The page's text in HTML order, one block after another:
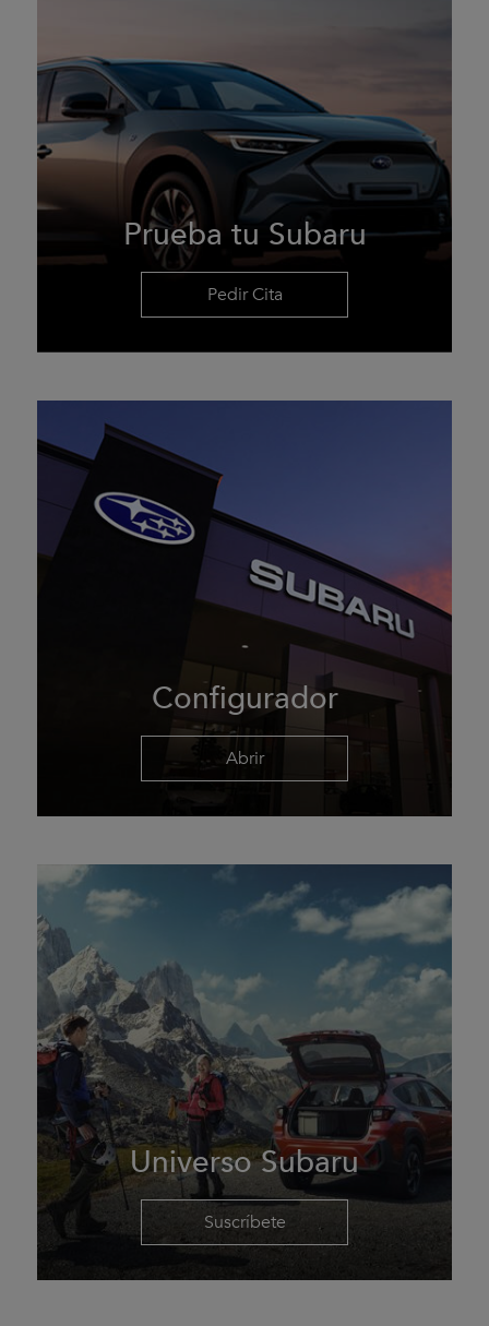
Prueba tu Subaru
Pedir Cita
Configurador
Abrir
Universo Subaru
Suscríbete